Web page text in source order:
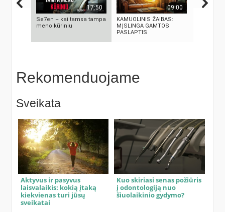
17:50
Se7en – kai tamsa tampa
meno kūriniu
09:00
KAMUOLINIS ŽAIBAS:
MĮSLINGA GAMTOS
PASLAPTIS
Rekomenduojame
Sveikata
Aktyvus ir pasyvus
laisvalaikis: kokią įtaką
kiekvienas turi jūsų
sveikatai
Kuo skiriasi senas požiūris
į odontologiją nuo
šiuolaikinio gydymo?